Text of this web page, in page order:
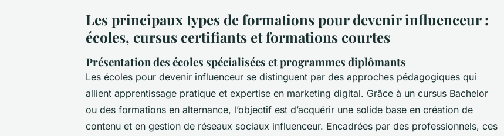
Les principaux types de formations pour devenir influenceur :
écoles, cursus certifiants et formations courtes
Présentation des écoles spécialisées et programmes diplômants
Les écoles pour devenir influenceur se distinguent par des approches pédagogiques qui
allient apprentissage pratique et expertise en marketing digital. Grâce à un cursus Bachelor
ou des formations en alternance, l’objectif est d’acquérir une solide base en création de
contenu et en gestion de réseaux sociaux influenceur. Encadrées par des professionnels, ces